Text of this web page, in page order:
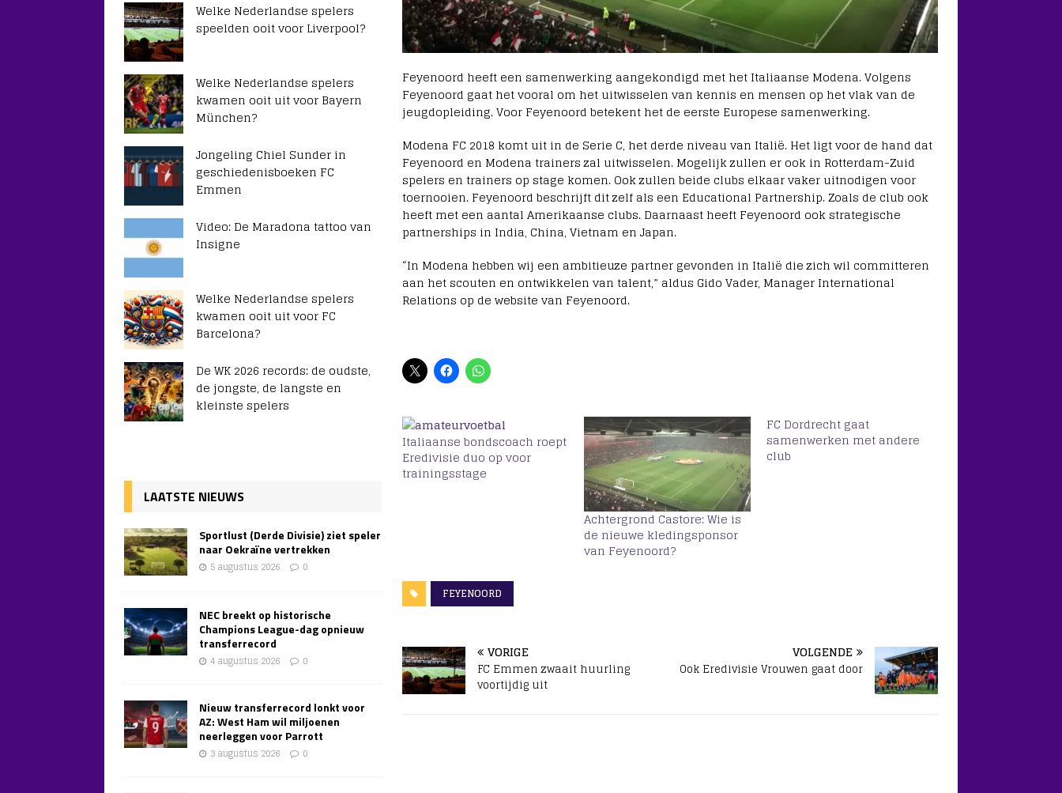
Feyenoord heeft een samenwerking aangekondigd met het Italiaanse Modena. Volgens
Feyenoord gaat het vooral om het uitwisselen van kennis en mensen op het vlak van de
jeugdopleiding. Voor Feyenoord betekent het de eerste Europese samenwerking.
Modena FC 2018 komt uit in de Serie C, het derde niveau van Italië. Het ligt voor de hand dat
Feyenoord en Modena trainers zal uitwisselen. Mogelijk zullen er ook in Rotterdam-Zuid
spelers en trainers op stage komen. Ook zullen beide clubs elkaar vaker uitnodigen voor
toernooien. Feyenoord beschrijft dit zelf als een Educational Partnership. Zoals de club ook
heeft met een aantal Amerikaanse clubs. Daarnaast heeft Feyenoord ook strategische
partnerships in India, China, Vietnam en Japan.
“In Modena hebben wij een ambitieuze partner gevonden in Italië die zich wil committeren
aan het scouten en ontwikkelen van talent,” aldus Gido Vader, Manager International
Relations op de website van Feyenoord.
Italiaanse bondscoach roept
Eredivisie duo op voor
trainingsstage
Achtergrond Castore: Wie is
de nieuwe kledingsponsor
van Feyenoord?
FC Dordrecht gaat
samenwerken met andere
club
FEYENOORD
VORIGE
FC Emmen zwaait huurling
voortijdig uit
VOLGENDE
Ook Eredivisie Vrouwen gaat door
Welke Nederlandse spelers
speelden ooit voor Liverpool?
Welke Nederlandse spelers
kwamen ooit uit voor Bayern
München?
Jongeling Chiel Sunder in
geschiedenisboeken FC
Emmen
Video: De Maradona tattoo van
Insigne
Welke Nederlandse spelers
kwamen ooit uit voor FC
Barcelona?
De WK 2026 records: de oudste,
de jongste, de langste en
kleinste spelers
LAATSTE NIEUWS
Sportlust (Derde Divisie) ziet speler
naar Oekraïne vertrekken
5 augustus 2026 0
NEC breekt op historische
Champions League-dag opnieuw
transferrecord
4 augustus 2026 0
Nieuw transferrecord lonkt voor
AZ: West Ham wil miljoenen
neerleggen voor Parrott
3 augustus 2026 0